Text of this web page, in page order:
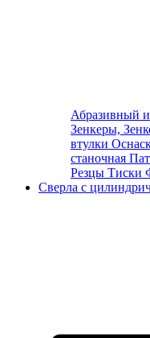
Абразивный
Зенкеры,
втулки
станочная
Резцы Тиски
Сверла с